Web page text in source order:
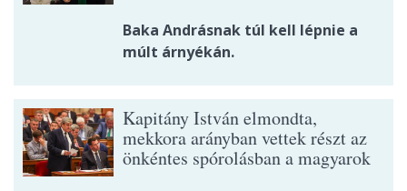
Baka Andrásnak túl kell lépnie a
múlt árnyékán.
Kapitány István elmondta,
mekkora arányban vettek részt az
önkéntes spórolásban a magyarok